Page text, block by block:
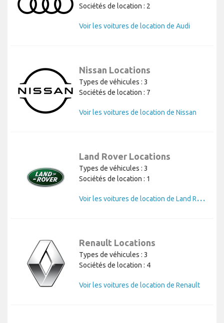
Sociétés de location : 2
Voir les voitures de location de Audi
Nissan Locations
Types de véhicules : 3
Sociétés de location : 7
Voir les voitures de location de Nissan
Land Rover Locations
Types de véhicules : 3
Sociétés de location : 1
V
oir les voitures de location de Land Rover
Renault Locations
Types de véhicules : 3
Sociétés de location : 4
Voir les voitures de location de Renault